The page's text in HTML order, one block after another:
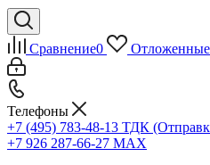
Сравнение0 Отложенные
Телефоны
+7 (495) 783-48-13 ТДК
+7 926 287-66-27 МАХ